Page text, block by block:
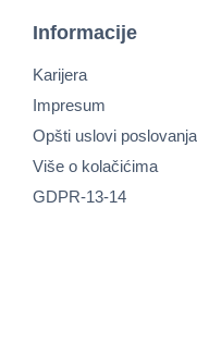
Informacije
Karijera
Impresum
Opšti uslovi poslovanja
Više o kolačićima
GDPR-13-14